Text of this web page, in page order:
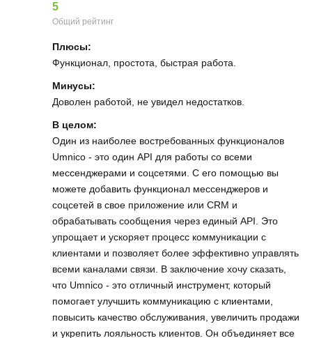
5
Общий рейтинг
Плюсы:
Функционал, простота, быстрая работа.
Минусы:
Доволен работой, не увидел недостатков.
В целом:
Один из наиболее востребованных функционалов
Umnico - это один API для работы со всеми
мессенджерами и соцсетями. С его помощью вы
можете добавить функционал мессенджеров и
соцсетей в свое приложение или CRM и
обрабатывать сообщения через единый API. Это
упрощает и ускоряет процесс коммуникации с
клиентами и позволяет более эффективно управлять
всеми каналами связи. В заключение хочу сказать,
что Umnico - это отличный инструмент, который
помогает улучшить коммуникацию с клиентами,
повысить качество обслуживания, увеличить продажи
и укрепить лояльность клиентов. Он объединяет все